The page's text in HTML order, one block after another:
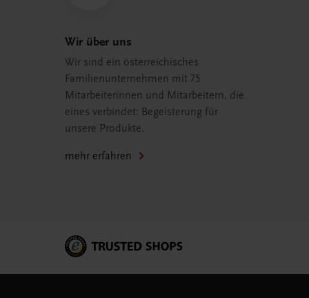
Wir über uns
Wir sind ein österreichisches
Familienunternehmen mit 75
Mitarbeiterinnen und Mitarbeitern, die
eines verbindet: Begeisterung für
unsere Produkte.
mehr erfahren